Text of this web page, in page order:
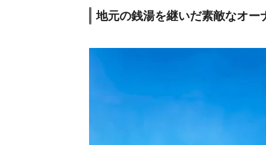
地元の銭湯を継いだ素敵なオー